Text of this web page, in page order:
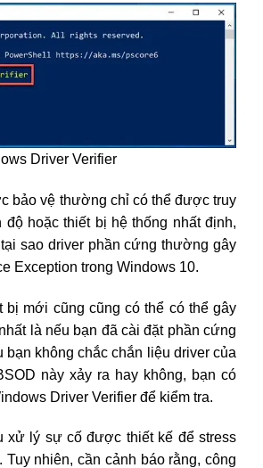
Driver Verifier
bảo vệ thường chỉ có thể được truy
hoặc thiết bị hệ thống nhất định,
sao driver phần cứng thường gây
Exception trong Windows 10.
bị mới cũng cũng có thể có thể gây
là nếu bạn đã cài đặt phần cứng
bạn không chắc chắn liệu driver của
này xảy ra hay không, bạn có
Driver Verifier để kiểm tra.
xử lý sự cố được thiết kế để stress
Tuy nhiên, cần cảnh báo rằng, công